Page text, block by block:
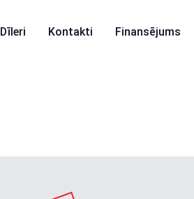
Dīleri Kontakti Finansējums